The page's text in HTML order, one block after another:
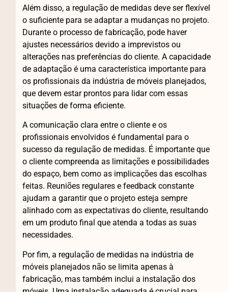
Além disso, a regulação de medidas deve ser flexível
o suficiente para se adaptar a mudanças no projeto.
Durante o processo de fabricação, pode haver
ajustes necessários devido a imprevistos ou
alterações nas preferências do cliente. A capacidade
de adaptação é uma característica importante para
os profissionais da indústria de móveis planejados,
que devem estar prontos para lidar com essas
situações de forma eficiente.
A comunicação clara entre o cliente e os
profissionais envolvidos é fundamental para o
sucesso da regulação de medidas. É importante que
o cliente compreenda as limitações e possibilidades
do espaço, bem como as implicações das escolhas
feitas. Reuniões regulares e feedback constante
ajudam a garantir que o projeto esteja sempre
alinhado com as expectativas do cliente, resultando
em um produto final que atenda a todas as suas
necessidades.
Por fim, a regulação de medidas na indústria de
móveis planejados não se limita apenas à
fabricação, mas também inclui a instalação dos